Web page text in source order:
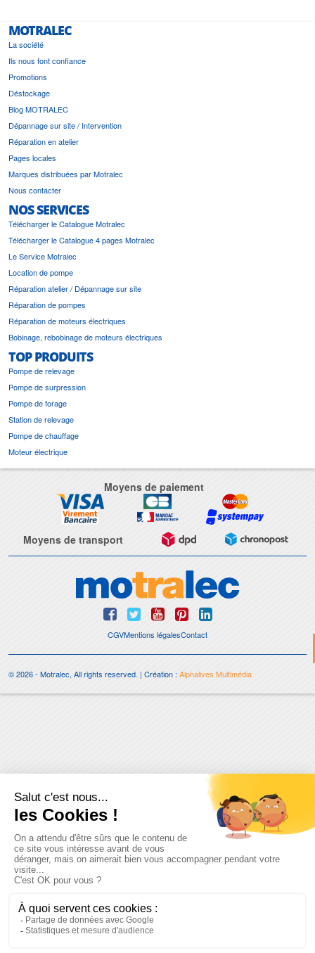
MOTRALEC
La société
Ils nous font confiance
Promotions
Déstockage
Blog MOTRALEC
Dépannage sur site / Intervention
Réparation en atelier
Pages locales
Marques distribuées par Motralec
Nous contacter
NOS SERVICES
Télécharger le Catalogue Motralec
Télécharger le Catalogue 4 pages Motralec
Le Service Motralec
Location de pompe
Réparation atelier / Dépannage sur site
Réparation de pompes
Réparation de moteurs électriques
Bobinage, rebobinage de moteurs électriques
TOP PRODUITS
Pompe de relevage
Pompe de surpression
Pompe de forage
Station de relevage
Pompe de chauffage
Moteur électrique
Moyens de paiement
Moyens de transport
CGVMentions légalesContact
© 2026 - Motralec, All rights reserved. | Création : Alphalives Multimédia